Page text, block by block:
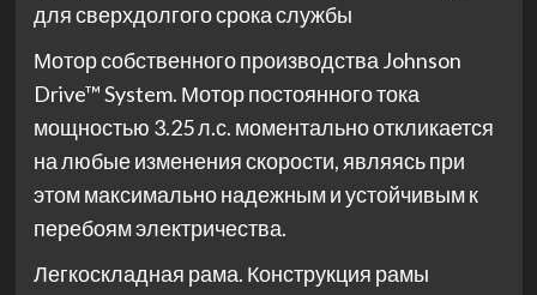
для сверхдолгого срока службы
Мотор собственного производства Johnson
Drive™ System. Мотор постоянного тока
мощностью 3.25 л.с. моментально откликается
на любые изменения скорости, являясь при
этом максимально надежным и устойчивым к
перебоям электричества.
Легкоскладная рама. Конструкция рамы